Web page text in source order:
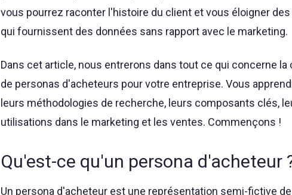
vous pourrez raconter l'histoire du client et vous éloigner
qui fournissent des données sans rapport avec le marketing.
Dans cet article, nous entrerons dans tout ce qui concerne
de personas d'acheteurs pour votre entreprise. Vous
leurs méthodologies de recherche, leurs composants clés,
utilisations dans le marketing et les ventes. Commençons !
Qu'est-ce qu'un persona d'acheteur
Un persona d'acheteur est une représentation semi-fictive